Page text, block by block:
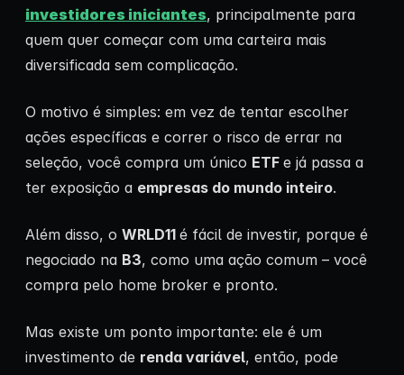
investidores iniciantes, principalmente para
quem quer começar com uma carteira mais
diversificada sem complicação.
O motivo é simples: em vez de tentar escolher
ações específicas e correr o risco de errar na
seleção, você compra um único ETF e já passa a
ter exposição a empresas do mundo inteiro.
Além disso, o WRLD11 é fácil de investir, porque é
negociado na B3, como uma ação comum – você
compra pelo home broker e pronto.
Mas existe um ponto importante: ele é um
investimento de renda variável, então, pode